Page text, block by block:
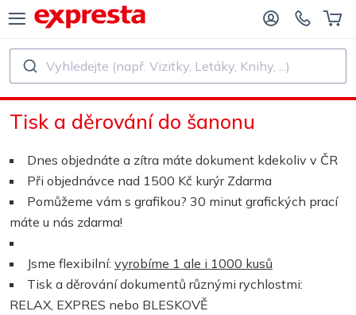
Tisk
Tisk a vázání
Samolepky a etikety
Kalendáře
PRODUKTY
NAKLADATELSTVÍ A AUTORY
NAKLADATELSTVÍ
SAMOVYDAVATELE
KNIH
Vyhledejte (např. Vizitky, Letáky, Knihy, ...)
Tisk a děrování do šanonu
Dnes objednáte a zítra máte dokument kdekoliv v ČR
Při objednávce nad 1500 Kč kurýr Zdarma
Pomůžeme vám s grafikou? 30 minut grafických prací
máte u nás zdarma!
Jsme flexibilní: vyrobíme 1 ale i 1000 kusů
Tisk a děrování dokumentů různými rychlostmi:
RELAX, EXPRES nebo BLESKOVĚ